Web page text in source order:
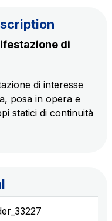
integration of
of
phone's
di
di interesse
posa in opera e
statici di continuità